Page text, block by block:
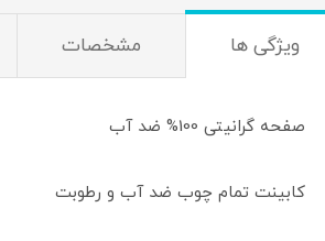
ویژگی ها مشخصات
صفحه گرانیتی 100% ضد آب
کابینت تمام چوب ضد آب و رطوبت